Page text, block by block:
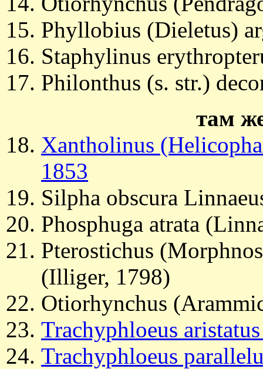
Phyllobius (Dieletus)
Staphylinus
Philonthus (s. str.)
там
Xantholinus
1853
Silpha obscura
Phosphuga atrata
Pterostichus
(Illiger, 1798)
Otiorhynchus
Trachyphloeus
Trachyphloeus